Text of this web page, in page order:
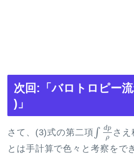
次回:「バロトロピー
)」
さて、(3)式の第二項 ∫ dp
ρ
d pρ
さえ
とは手計算で色々と考察をで